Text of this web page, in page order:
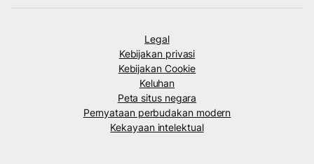
Legal
Kebijakan privasi
Kebijakan Cookie
Keluhan
Peta situs negara
Pernyataan perbudakan modern
Kekayaan intelektual